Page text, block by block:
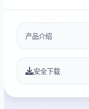
产品介绍
安全下载